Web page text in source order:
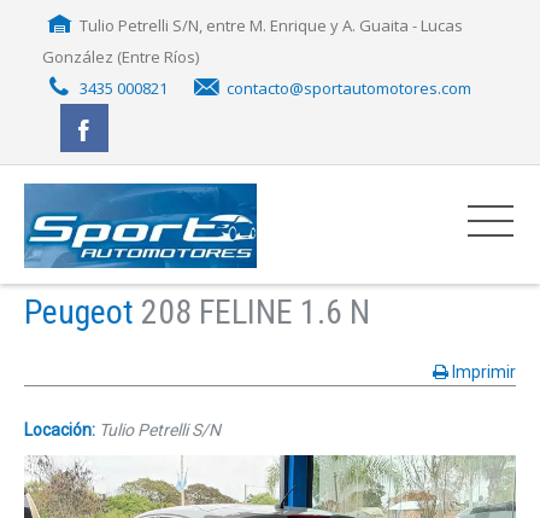
Tulio Petrelli S/N, entre M. Enrique y A. Guaita - Lucas
González (Entre Ríos)
3435 000821
contacto@sportautomotores.com
Peugeot 208 FELINE 1.6 N
Imprimir
Locación: Tulio Petrelli S/N